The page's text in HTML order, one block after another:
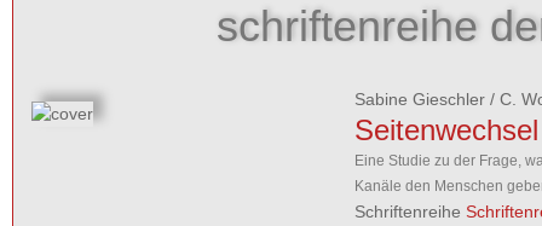
schriftenreihe
Sabine Gieschler/ C.
Seitenwechsel
Eine Studie zu der Frage,
Kanäle den Menschen
Schriftenreihe